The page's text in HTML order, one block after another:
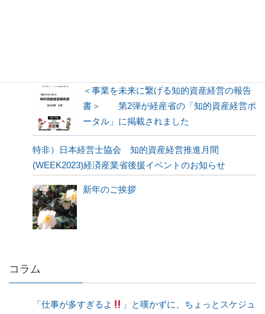
＜事業を未来に繋げる知的資産経営の報告
書＞ 第2弾が経産省の「知的資産経営ポ
ータル」に掲載されました
特非）日本経営士協会 知的資産経営推進月間
(WEEK2023)経済産業省後援イベントのお知らせ
新年のご挨拶
コラム
「仕事が多すぎるよ
」と嘆かずに、ちょっとスケジュ